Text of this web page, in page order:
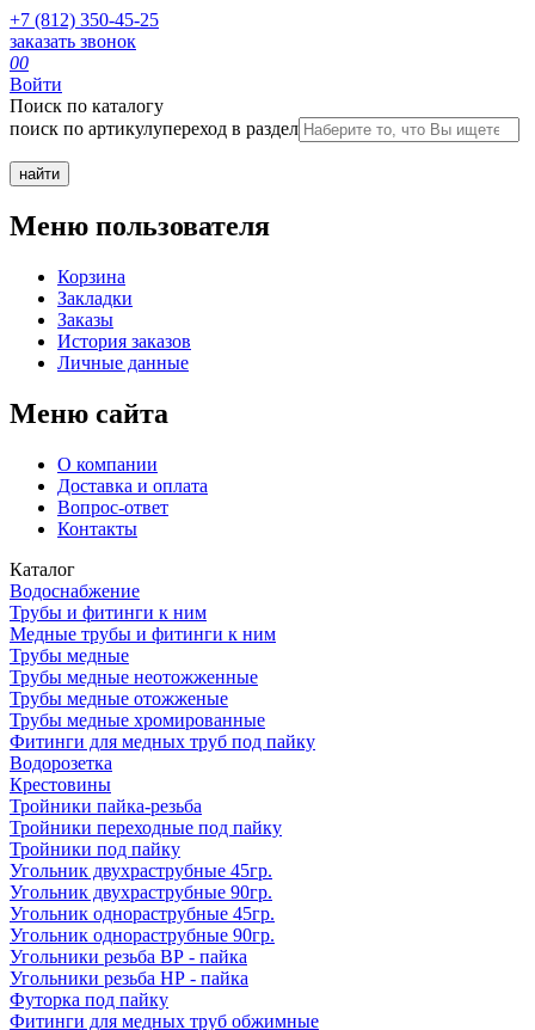
+7 (812) 350-45-25
заказать звонок
00
Войти
Поиск по каталогу
поиск по артикулупереход в раздел
Меню пользователя
Корзина
Закладки
Заказы
История заказов
Личные данные
Меню сайта
О компании
Доставка и оплата
Вопрос-ответ
Контакты
Каталог
Водоснабжение
Трубы и фитинги к ним
Медные трубы и фитинги к ним
Трубы медные
Трубы медные неотожженные
Трубы медные отожженые
Трубы медные хромированные
Фитинги для медных труб под пайку
Водорозетка
Крестовины
Тройники пайка-резьба
Тройники переходные под пайку
Тройники под пайку
Угольник двухраструбные 45гр.
Угольник двухраструбные 90гр.
Угольник однораструбные 45гр.
Угольник однораструбные 90гр.
Угольники резьба ВР - пайка
Угольники резьба НР - пайка
Футорка под пайку
Фитинги для медных труб обжимные